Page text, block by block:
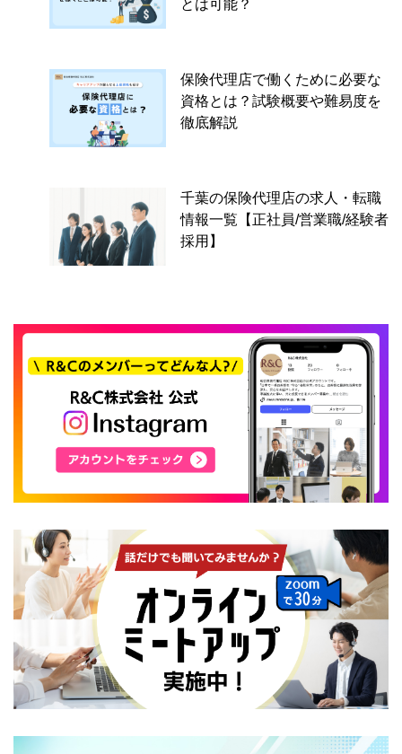
とは可能？
保険代理店で働くために必要な
資格とは？試験概要や難易度を
徹底解説
千葉の保険代理店の求人・転職
情報一覧【正社員/営業職/経験者
採用】